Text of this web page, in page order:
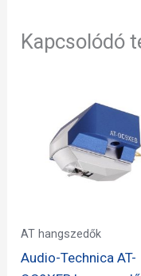
Kapcsolódó
AT hangszedők
Audio-Technica AT-